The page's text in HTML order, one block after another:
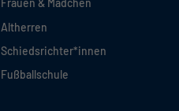
Frauen & Mädchen
Altherren
Schiedsrichter*innen
Fußballschule